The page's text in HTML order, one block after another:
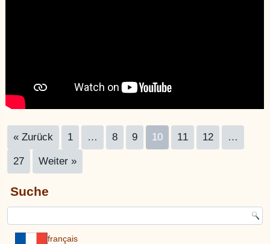
« Zurück 1 … 8 9 10 11 12 …
27 Weiter »
Suche
français